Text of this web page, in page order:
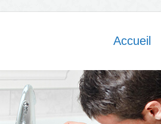
Accueil